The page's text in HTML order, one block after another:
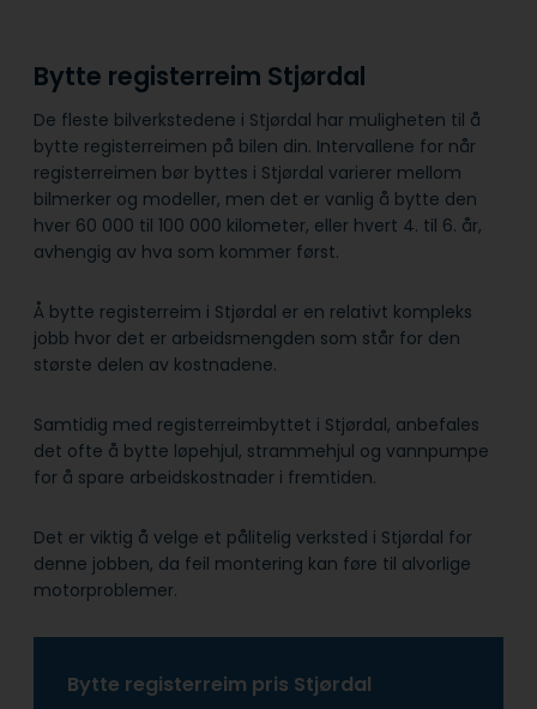
Bytte registerreim Stjørdal
De fleste bilverkstedene i Stjørdal har muligheten til å
bytte registerreimen på bilen din. Intervallene for når
registerreimen bør byttes i Stjørdal varierer mellom
bilmerker og modeller, men det er vanlig å bytte den
hver 60 000 til 100 000 kilometer, eller hvert 4. til 6. år,
avhengig av hva som kommer først.
Å bytte registerreim i Stjørdal er en relativt kompleks
jobb hvor det er arbeidsmengden som står for den
største delen av kostnadene.
Samtidig med registerreimbyttet i Stjørdal, anbefales
det ofte å bytte løpehjul, strammehjul og vannpumpe
for å spare arbeidskostnader i fremtiden.
Det er viktig å velge et pålitelig verksted i Stjørdal for
denne jobben, da feil montering kan føre til alvorlige
motorproblemer.
Bytte registerreim pris Stjørdal